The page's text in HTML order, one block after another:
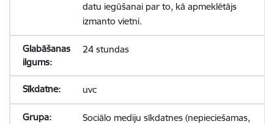
datu iegūšanai par to, kā apmeklētājs
izmanto vietni.
24 stundas
uvc
Sociālo mediju sīkdatnes (nepieciešamas,